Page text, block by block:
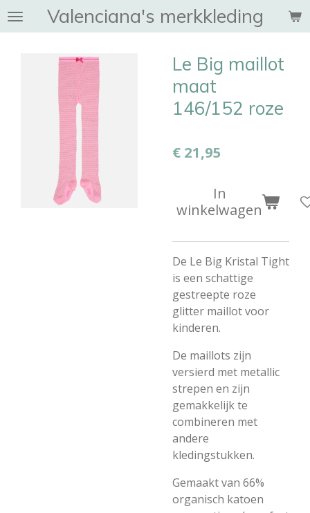
Ga
direct
Valenciana's merkkleding
Le Big maillot
maat
146/152 roze
€ 21,95
In
winkelwagen
De Le Big Kristal Tight
is een schattige
gestreepte roze
glitter maillot voor
kinderen.
De maillots zijn
versierd met metallic
strepen en zijn
gemakkelijk te
combineren met
andere
kledingstukken.
Gemaakt van 66%
organisch katoen